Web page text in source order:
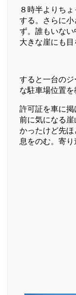
８時半よりち
する。さらに
ず。誰もいな
大きな崖にも目
すると一台の
な駐車場位置を
許可証を車に
前に気になる
かったけど先
息をのむ。寄り